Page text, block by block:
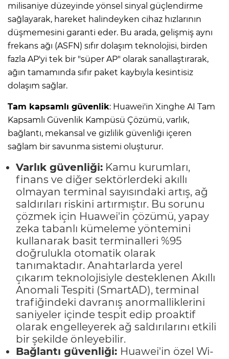
milisaniye düzeyinde yönsel sinyal güçlendirme
sağlayarak, hareket halindeyken cihaz hızlarının
düşmemesini garanti eder. Bu arada, gelişmiş aynı
frekans ağı (ASFN) sıfır dolaşım teknolojisi, birden
fazla AP'yi tek bir "süper AP" olarak sanallaştırarak,
ağın tamamında sıfır paket kaybıyla kesintisiz
dolaşım sağlar.
Tam kapsamlı güvenlik: Huawei'in Xinghe AI Tam
Kapsamlı Güvenlik Kampüsü Çözümü, varlık,
bağlantı, mekansal ve gizlilik güvenliği içeren
sağlam bir savunma sistemi oluşturur.
Varlık güvenliği: Kamu kurumları,
finans ve diğer sektörlerdeki akıllı
olmayan terminal sayısındaki artış, ağ
saldırıları riskini artırmıştır. Bu sorunu
çözmek için Huawei'in çözümü, yapay
zeka tabanlı kümeleme yöntemini
kullanarak basit terminalleri %95
doğrulukla otomatik olarak
tanımaktadır. Anahtarlarda yerel
çıkarım teknolojisiyle desteklenen Akıllı
Anomali Tespiti (SmartAD), terminal
trafiğindeki davranış anormalliklerini
saniyeler içinde tespit edip proaktif
olarak engelleyerek ağ saldırılarını etkili
bir şekilde önleyebilir.
Bağlantı güvenliği: Huawei'in özel Wi-